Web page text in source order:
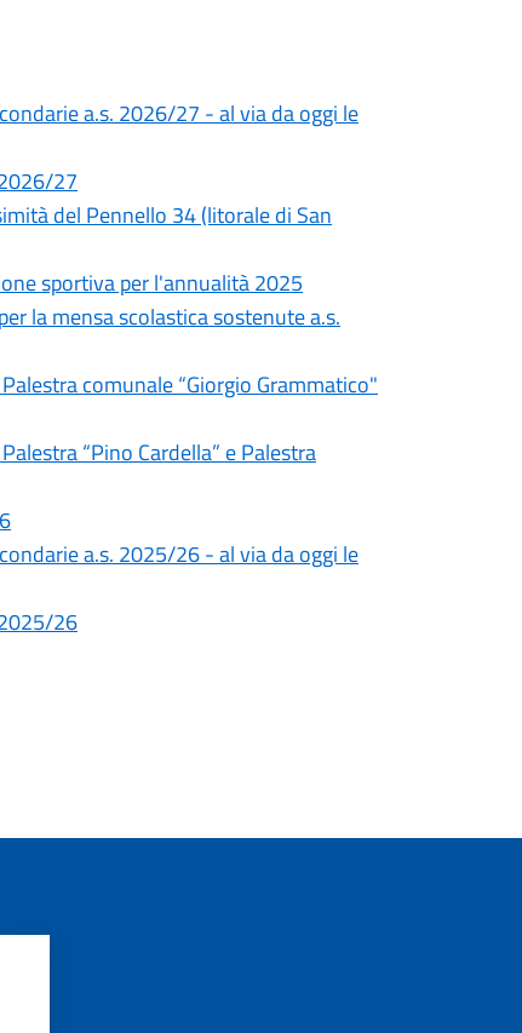
a.s. 2026/27 - al via da oggi le
27
del Pennello 34 (litorale di San
sportiva per l'annualità 2025
la mensa scolastica sostenute a.s.
comunale “Giorgio Grammatico"
“Pino Cardella” e Palestra
a.s. 2025/26 - al via da oggi le
26